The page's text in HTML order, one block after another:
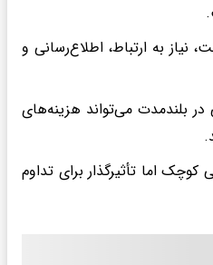
نیاز به ارتباط، اطلاع‌رسانی و
بلندمدت می‌تواند هزینه‌های
اما تأثیرگذار برای تداوم